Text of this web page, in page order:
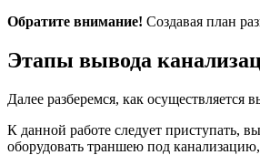
Обратите внимание! Создавая план
Этапы вывода
Далее разберемся, как осуществляется
К данной работе следует приступать,
оборудовать траншею под